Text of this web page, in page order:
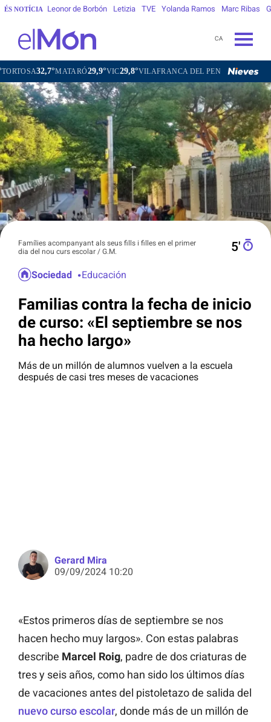
ÉS NOTÍCIA Leonor de Borbón Letizia TVE Yolanda Ramos Marc Ribas
CA
32,7°MATARÓ29,9°VIC29,8°VILAFRANCA DEL PENEDÈS28,9° VILANOVA I
Famílies acompanyant als seus fills i filles en el primer
dia del nou curs escolar / G.M.
5′
Sociedad Educación
Familias contra la fecha de inicio
de curso: «El septiembre se nos
ha hecho largo»
Más de un millón de alumnos vuelven a la escuela
después de casi tres meses de vacaciones
Gerard Mira
09/09/2024 10:20
«Estos primeros días de septiembre se nos
hacen hecho muy largos». Con estas palabras
describe Marcel Roig, padre de dos criaturas de
tres y seis años, como han sido los últimos días
de vacaciones antes del pistoletazo de salida del
nuevo curso escolar, donde más de un millón de